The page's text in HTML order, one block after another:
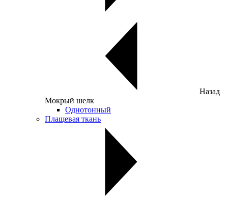
Назад
Мокрый шелк
Однотонный
Плащевая ткань